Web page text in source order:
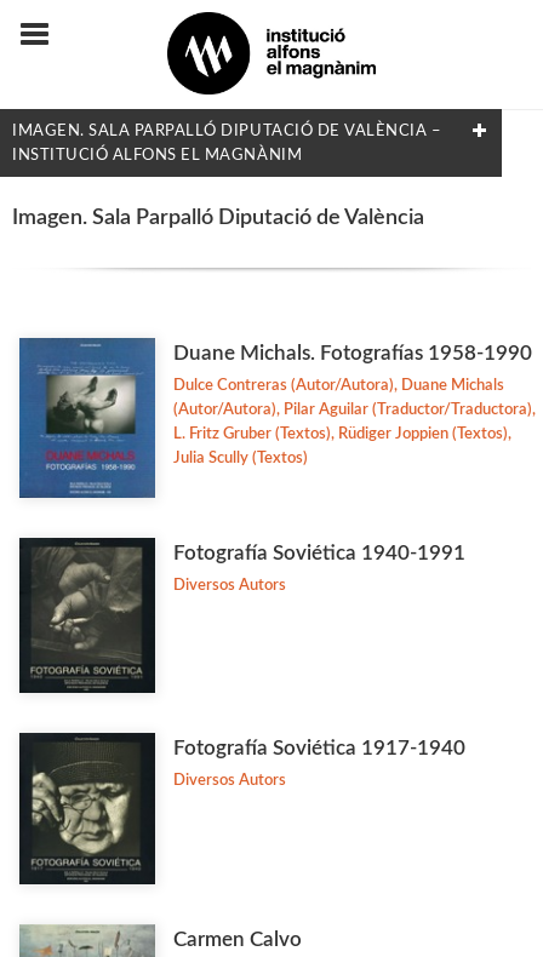
IMAGEN. SALA PARPALLÓ DIPUTACIÓ DE VALÈNCIA –
INSTITUCIÓ ALFONS EL MAGNÀNIM
COL·LECCIONS
Arquitectura y Urbanismo
Arxius i Documents
Biblioteca d'Autors Teatrals
Biblioteca d'Autors Valencians
Biblioteca de Filologia
Biografia
Ciencia
Col·laboració amb Altres Institucions
Veure-les totes... (77)
MATÈRIES
Arqueologia
Arts i Disseny
Biografies
Estudis Generals
Imagen. Sala Parpalló Diputació de València
Duane Michals. Fotografías 1958-1990
Dulce Contreras (Autor/Autora), Duane Michals
(Autor/Autora), Pilar Aguilar (Traductor/Traductora),
L. Fritz Gruber (Textos), Rüdiger Joppien (Textos),
Julia Scully (Textos)
Fotografía Soviética 1940-1991
Diversos Autors
Fotografía Soviética 1917-1940
Diversos Autors
Carmen Calvo